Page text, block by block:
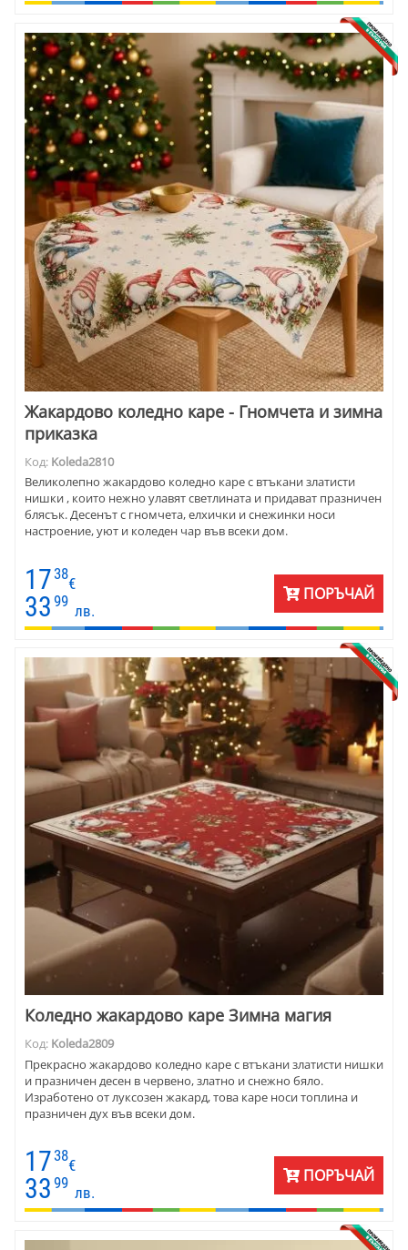
Жакардово коледно каре - Гномчета и зимна
приказка
Код: Koleda2810
Великолепно жакардово коледно каре с втъкани златисти
нишки , които нежно улавят светлината и придават празничен
блясък. Десенът с гномчета, елхички и снежинки носи
настроение, уют и коледен чар във всеки дом.
17 38
€
33 99
лв.
ПОРЪЧАЙ
Коледно жакардово каре Зимна магия
Код: Koleda2809
Прекрасно жакардово коледно каре с втъкани златисти нишки
и празничен десен в червено, златно и снежно бяло.
Изработено от луксозен жакард, това каре носи топлина и
празничен дух във всеки дом.
17 38
€
33 99
лв.
ПОРЪЧАЙ